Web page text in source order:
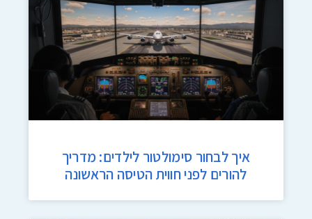
איך לבחור סימולטור לילדים: מדריך
להורים לפני חווית הטיסה הראשונה